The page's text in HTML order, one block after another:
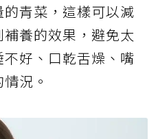
青菜，這樣可以減
養的效果，避免太
不好、口乾舌燥、嘴
況。